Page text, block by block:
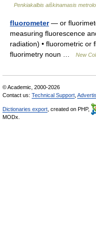
Penkiakalbis aiškinamasis
fluorometer— or
measuring fluorescence
radiation) • fluorometric or
fluorimetry noun …
New
© Academic, 2000-2026
Contact us: Technical Support
Dictionaries export , created on PHP,
MODx.